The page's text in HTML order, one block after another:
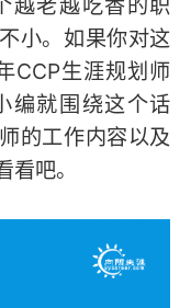
越老越吃香的职
小。如果你对这
CCP生涯规划师
编就围绕这个话
的工作内容以及
吧。